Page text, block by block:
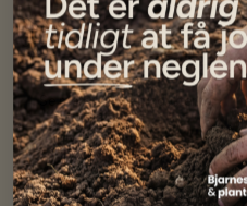
Specifikationer
Se mere af Alle produkter
Vores